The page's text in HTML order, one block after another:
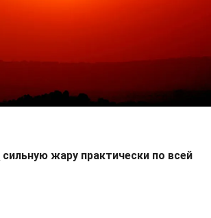
сильную жару практически по всей